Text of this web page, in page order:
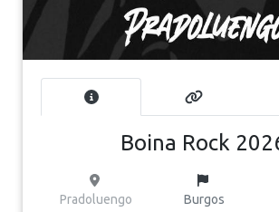
Boina Rock
Pradoluengo Burgos